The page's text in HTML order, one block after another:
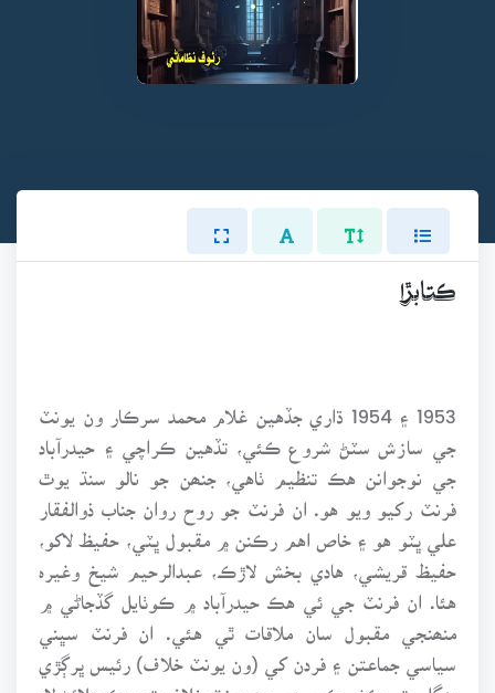
ڪتابڙا
1953 ۽ 1954 ڌاري جڏهين غلام محمد سرڪار ون يونٽ
جي سازش سٽڻ شروع ڪئي، تڏهين ڪراچي ۽ حيدرآباد
جي نوجوانن هڪ تنظيم ٺاهي، جنھن جو نالو سنڌ يوٿ
فرنٽ رکيو ويو هو. ان فرنٽ جو روح روان جناب ذوالفقار
علي ڀٽو هو ۽ خاص اهم رڪنن ۾ مقبول ڀٽي، حفيظ لاکو،
حفيظ قريشي، هادي بخش لاڙڪ، عبدالرحيم شيخ وغيرہ
هئا. ان فرنٽ جي ئي هڪ حيدرآباد ۾ ڪوٺايل گڏجاڻي ۾
منھنجي مقبول سان ملاقات ٿي هئي. ان فرنٽ سڀني
سياسي جماعتن ۽ فردن کي (ون يونٽ خلاف) رئيس ڀرڳڙي
بنگلي تي ڪٺو ڪيو هو. ون يونٽ خلاف تحريڪ هلائڻ لاء